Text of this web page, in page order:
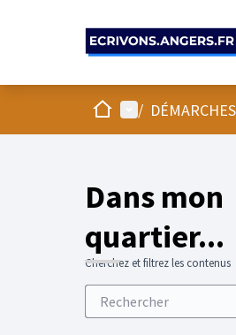
AccueilMenu principal
/
Dans mon
quartier...
Cherchez et filtrez les contenus